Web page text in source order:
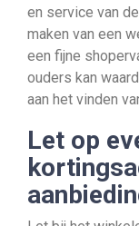
en service van
maken van een
een fijne
ouders kan
aan het vinden
Let op